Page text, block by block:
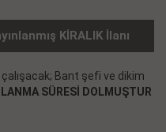
KİRALIK İlanı
Bant şefi ve dikim
SÜRESİ DOLMUŞTUR